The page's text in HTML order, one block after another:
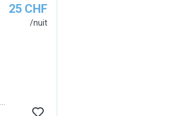
25 CHF
/nuit